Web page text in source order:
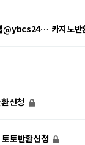
@ybcs24… 카지노반
신청
토반환신청